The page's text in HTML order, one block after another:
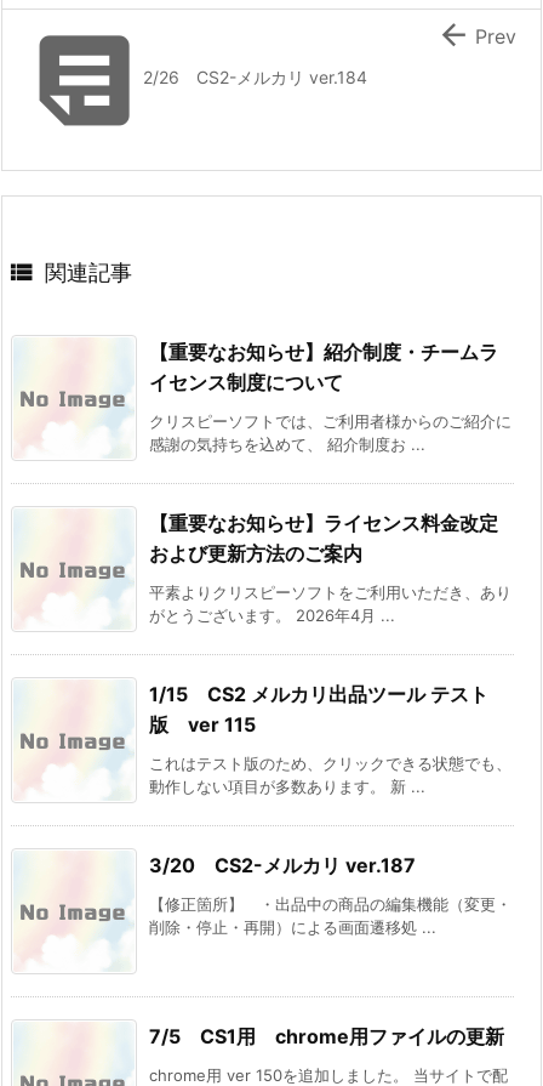
2/26 CS2-メルカリ ver.184
 Prev
 関連記事
【重要なお知らせ】紹介制度・チームラ
イセンス制度について
クリスピーソフトでは、ご利用者様からのご紹介に
感謝の気持ちを込めて、 紹介制度お ...
【重要なお知らせ】ライセンス料金改定
および更新方法のご案内
平素よりクリスピーソフトをご利用いただき、あり
がとうございます。 2026年4月 ...
1/15 CS2 メルカリ出品ツール テスト
版 ver 115
これはテスト版のため、クリックできる状態でも、
動作しない項目が多数あります。 新 ...
3/20 CS2-メルカリ ver.187
【修正箇所】 ・出品中の商品の編集機能（変更・
削除・停止・再開）による画面遷移処 ...
7/5 CS1用 chrome用ファイルの更新
chrome用 ver 150を追加しました。 当サイトで配